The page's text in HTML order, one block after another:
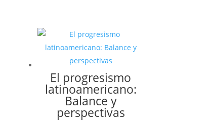
El progresismo
latinoamericano:
Balance y
perspectivas